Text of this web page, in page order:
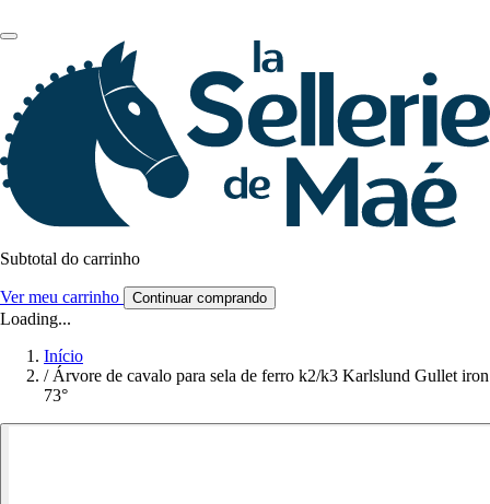
Subtotal do carrinho
Ver meu carrinho Continuar comprando
Loading...
Início
/ Árvore de cavalo para sela de ferro k2/k3 Karlslund Gullet iron
73°